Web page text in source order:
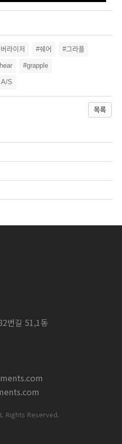
라이저 #쉐어 #그라플
#grapple
A/S
목록
번길 51,1동
Rights Reserved.